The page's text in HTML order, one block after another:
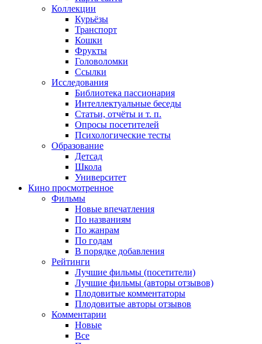
Коллекции
Курьёзы
Транспорт
Кошки
Фрукты
Головоломки
Ссылки
Исследования
Библиотека пассионария
Интеллектуальные беседы
Статьи, отчёты и т. п.
Опросы посетителей
Психологические тесты
Образование
Детсад
Школа
Университет
Кино просмотренное
Фильмы
Новые впечатления
По названиям
По жанрам
По годам
В порядке добавления
Рейтинги
Лучшие фильмы (посетители)
Лучшие фильмы (авторы отзывов)
Плодовитые комментаторы
Плодовитые авторы отзывов
Комментарии
Новые
Все